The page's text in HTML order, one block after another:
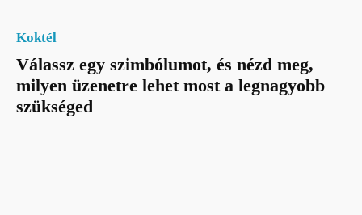
Koktél
Válassz egy szimbólumot, és nézd meg,
milyen üzenetre lehet most a legnagyobb
szükséged